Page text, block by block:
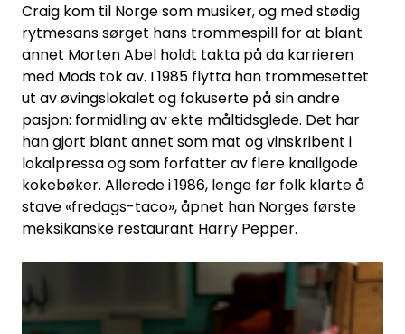
Craig kom til Norge som musiker, og med stødig
rytmesans sørget hans trommespill for at blant
annet Morten Abel holdt takta på da karrieren
med Mods tok av. I 1985 flytta han trommesettet
ut av øvingslokalet og fokuserte på sin andre
pasjon: formidling av ekte måltidsglede. Det har
han gjort blant annet som mat og vinskribent i
lokalpressa og som forfatter av flere knallgode
kokebøker. Allerede i 1986, lenge før folk klarte å
stave «fredags-taco», åpnet han Norges første
meksikanske restaurant Harry Pepper.